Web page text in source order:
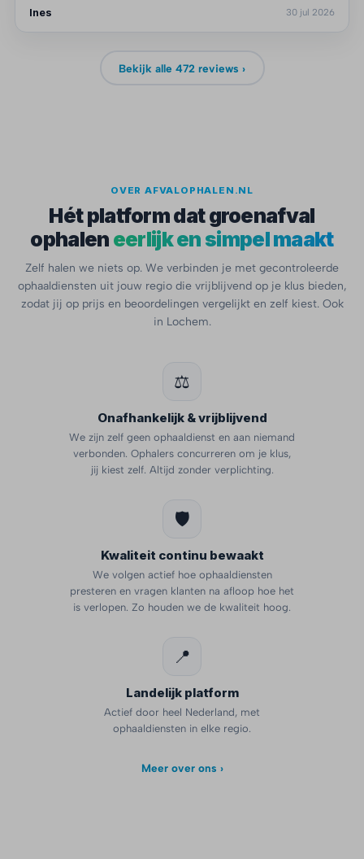
Ines
30 jul 2026
Bekijk alle 472 reviews ›
OVER AFVALOPHALEN.NL
Hét platform dat groenafval
ophalen eerlijk en simpel maakt
Zelf halen we niets op. We verbinden je met gecontroleerde
ophaaldiensten uit jouw regio die vrijblijvend op je klus bieden,
zodat jij op prijs en beoordelingen vergelijkt en zelf kiest. Ook
in Lochem.
⚖️
Onafhankelijk & vrijblijvend
We zijn zelf geen ophaaldienst en aan niemand
verbonden. Ophalers concurreren om je klus,
jij kiest zelf. Altijd zonder verplichting.
🛡️
Kwaliteit continu bewaakt
We volgen actief hoe ophaaldiensten
presteren en vragen klanten na afloop hoe het
is verlopen. Zo houden we de kwaliteit hoog.
📍
Landelijk platform
Actief door heel Nederland, met
ophaaldiensten in elke regio.
Meer over ons ›